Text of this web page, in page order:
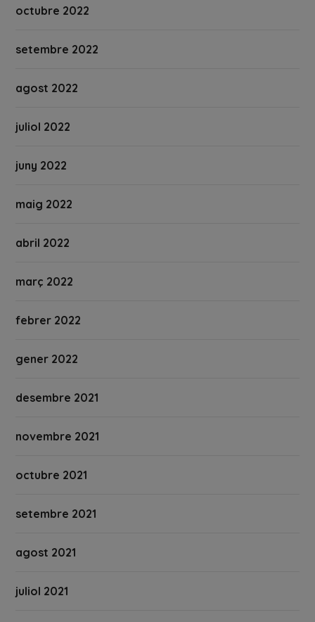
octubre 2022
setembre 2022
agost 2022
juliol 2022
juny 2022
maig 2022
abril 2022
març 2022
febrer 2022
gener 2022
desembre 2021
novembre 2021
octubre 2021
setembre 2021
agost 2021
juliol 2021